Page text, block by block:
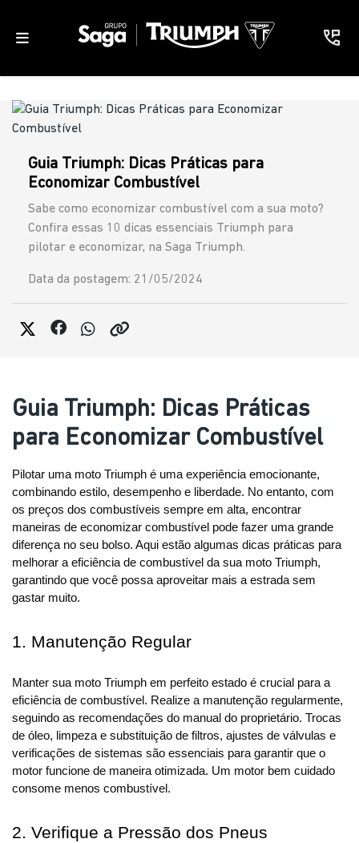
Guia Triumph: Dicas Práticas para
Economizar Combustível
Sabe como economizar combustível com a sua moto?
Confira essas 10 dicas essenciais Triumph para
pilotar e economizar, na Saga Triumph.
Data da postagem: 21/05/2024
Guia Triumph: Dicas Práticas
para Economizar Combustível
Pilotar uma moto Triumph é uma experiência emocionante,
combinando estilo, desempenho e liberdade. No entanto, com
os preços dos combustíveis sempre em alta, encontrar
maneiras de economizar combustível pode fazer uma grande
diferença no seu bolso. Aqui estão algumas dicas práticas para
melhorar a eficiência de combustível da sua moto Triumph,
garantindo que você possa aproveitar mais a estrada sem
gastar muito.
1. Manutenção Regular
Manter sua moto Triumph em perfeito estado é crucial para a
eficiência de combustível. Realize a manutenção regularmente,
seguindo as recomendações do manual do proprietário. Trocas
de óleo, limpeza e substituição de filtros, ajustes de válvulas e
verificações de sistemas são essenciais para garantir que o
motor funcione de maneira otimizada. Um motor bem cuidado
consome menos combustível.
2. Verifique a Pressão dos Pneus